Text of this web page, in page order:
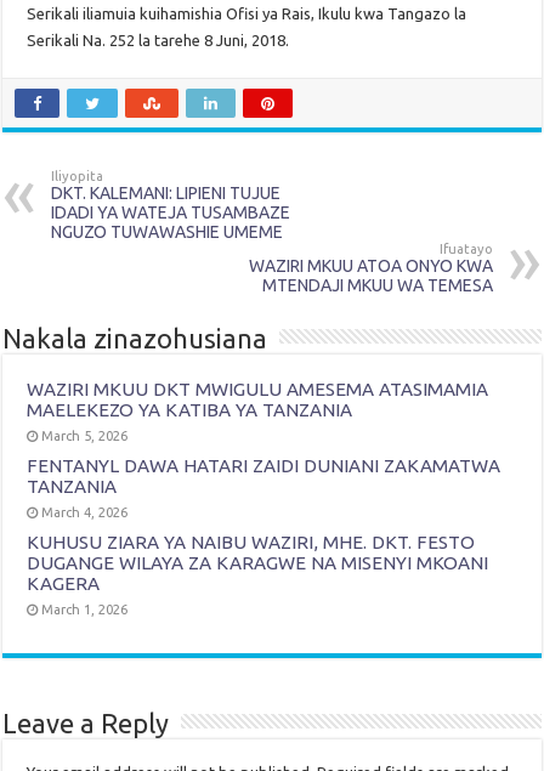
Serikali iliamuia kuihamishia Ofisi ya Rais, Ikulu kwa Tangazo la
Serikali Na. 252 la tarehe 8 Juni, 2018.
Iliyopita
DKT. KALEMANI: LIPIENI TUJUE
IDADI YA WATEJA TUSAMBAZE
NGUZO TUWAWASHIE UMEME
Ifuatayo
WAZIRI MKUU ATOA ONYO KWA
MTENDAJI MKUU WA TEMESA
Nakala zinazohusiana
WAZIRI MKUU DKT MWIGULU AMESEMA ATASIMAMIA
MAELEKEZO YA KATIBA YA TANZANIA
March 5, 2026
FENTANYL DAWA HATARI ZAIDI DUNIANI ZAKAMATWA
TANZANIA
March 4, 2026
KUHUSU ZIARA YA NAIBU WAZIRI, MHE. DKT. FESTO
DUGANGE WILAYA ZA KARAGWE NA MISENYI MKOANI
KAGERA
March 1, 2026
Leave a Reply